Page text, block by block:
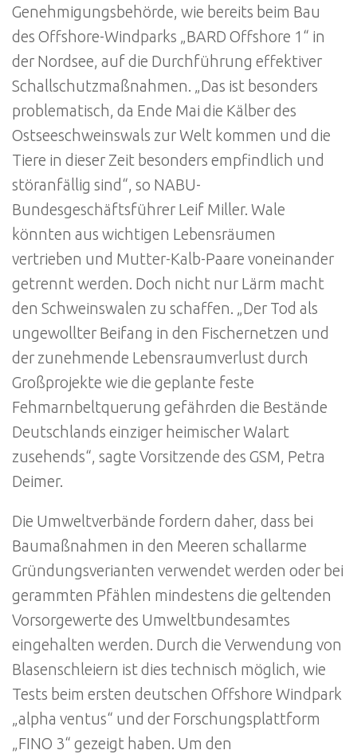
Genehmigungsbehörde, wie bereits beim Bau
des Offshore-Windparks „BARD Offshore 1“ in
der Nordsee, auf die Durchführung effektiver
Schallschutzmaßnahmen. „Das ist besonders
problematisch, da Ende Mai die Kälber des
Ostseeschweinswals zur Welt kommen und die
Tiere in dieser Zeit besonders empfindlich und
störanfällig sind“, so NABU-
Bundesgeschäftsführer Leif Miller. Wale
könnten aus wichtigen Lebensräumen
vertrieben und Mutter-Kalb-Paare voneinander
getrennt werden. Doch nicht nur Lärm macht
den Schweinswalen zu schaffen. „Der Tod als
ungewollter Beifang in den Fischernetzen und
der zunehmende Lebensraumverlust durch
Großprojekte wie die geplante feste
Fehmarnbeltquerung gefährden die Bestände
Deutschlands einziger heimischer Walart
zusehends“, sagte Vorsitzende des GSM, Petra
Deimer.
Die Umweltverbände fordern daher, dass bei
Baumaßnahmen in den Meeren schallarme
Gründungsverianten verwendet werden oder bei
gerammten Pfählen mindestens die geltenden
Vorsorgewerte des Umweltbundesamtes
eingehalten werden. Durch die Verwendung von
Blasenschleiern ist dies technisch möglich, wie
Tests beim ersten deutschen Offshore Windpark
„alpha ventus“ und der Forschungsplattform
„FINO 3“ gezeigt haben. Um den